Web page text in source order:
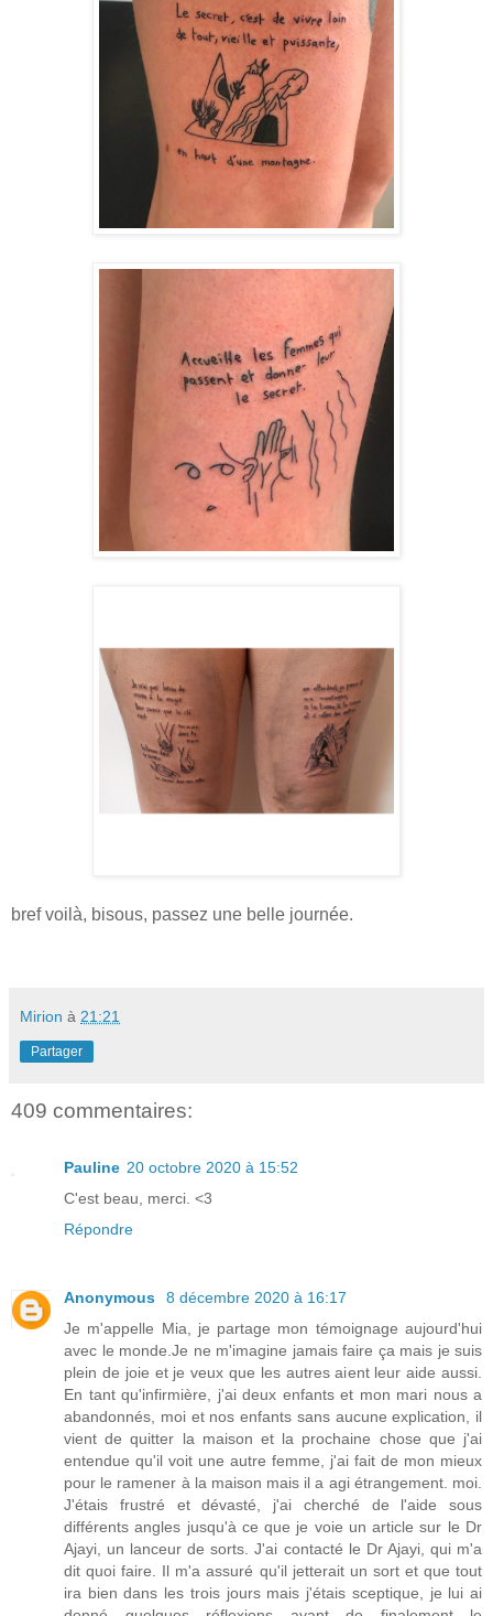
bref voilà, bisous, passez une belle journée.
Mirion à 21:21
Partager
409 commentaires:
Pauline 20 octobre 2020 à 15:52
C'est beau, merci. <3
Répondre
Anonymous
8 décembre 2020 à 16:17
Je m'appelle Mia, je partage mon témoignage aujourd'hui
avec le monde.Je ne m'imagine jamais faire ça mais je suis
plein de joie et je veux que les autres aient leur aide aussi.
En tant qu'infirmière, j'ai deux enfants et mon mari nous a
abandonnés, moi et nos enfants sans aucune explication, il
vient de quitter la maison et la prochaine chose que j'ai
entendue qu'il voit une autre femme, j'ai fait de mon mieux
pour le ramener à la maison mais il a agi étrangement. moi.
J'étais frustré et dévasté, j'ai cherché de l'aide sous
différents angles jusqu'à ce que je voie un article sur le Dr
Ajayi, un lanceur de sorts. J'ai contacté le Dr Ajayi, qui m'a
dit quoi faire. Il m'a assuré qu'il jetterait un sort et que tout
ira bien dans les trois jours mais j'étais sceptique, je lui ai